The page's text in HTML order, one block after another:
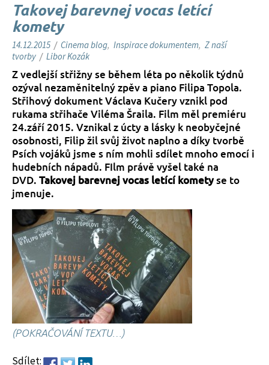
Takovej barevnej vocas letící
komety
14.12.2015 / Cinema blog, Inspirace dokumentem, Z naší
tvorby / Libor Kozák
Z vedlejší střižny se během léta po několik týdnů
ozýval nezaměnitelný zpěv a piano Filipa Topola.
Střihový dokument Václava Kučery vznikl pod
rukama střihače Viléma Šraila. Film měl premiéru
24.září 2015. Vznikal z úcty a lásky k neobyčejné
osobnosti, Filip žil svůj život naplno a díky tvorbě
Psích vojáků jsme s ním mohli sdílet mnoho emocí i
hudebních nápadů. FIlm právě vyšel také na
DVD. Takovej barevnej vocas letící kometyse to
jmenuje.
(POKRAČOVÁNÍ TEXTU…)
Sdílet: